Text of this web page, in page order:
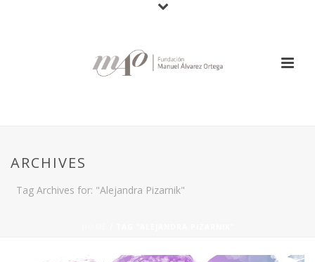
ARCHIVES
Tag Archives for: "Alejandra Pizarnik"